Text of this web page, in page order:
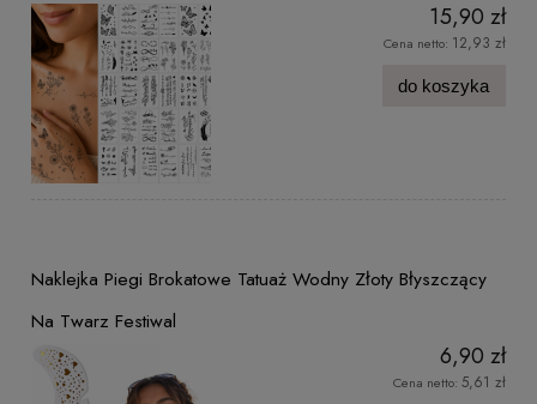
15,90 zł
Cena netto: 12,93 zł
do koszyka
Naklejka Piegi Brokatowe Tatuaż Wodny Złoty Błyszczący
Na Twarz Festiwal
6,90 zł
Cena netto: 5,61 zł